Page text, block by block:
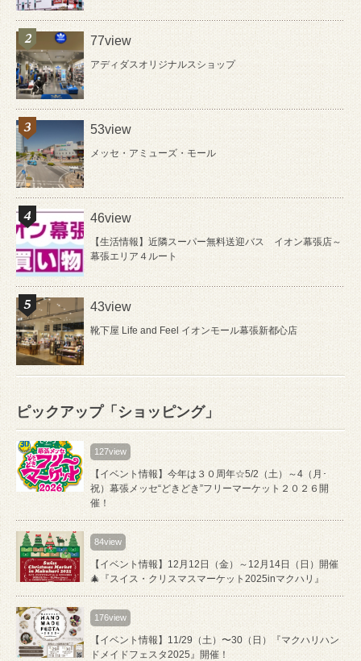
77view
アディダスオリジナルスショップ
53view
メッセ・アミューズ・モール
46view
【生活情報】近隣スーパー無料送迎バス イオン幕張店～
幕張エリア４ルート
43view
靴下屋 Life and Feel イオンモール幕張新都心店
ピックアップ「ショッピング」
127view
【イベント情報】今年は３０周年☆5/2（土）～4（月･
祝）幕張メッセ“どきどき”フリーマーケット２０２６開
催！
84view
【イベント情報】12月12日（金）～12月14日（日）開催
🎄『スイス・クリスマスマーケット2025inマクハリ』
176view
【イベント情報】11/29（土）〜30（日）『マクハリハン
ドメイドフェスタ2025』開催！